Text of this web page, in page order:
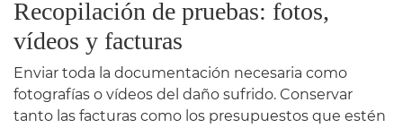
Recopilación de pruebas: fotos,
vídeos y facturas
Enviar toda la documentación necesaria como
fotografías o vídeos del daño sufrido. Conservar
tanto las facturas como los presupuestos que estén